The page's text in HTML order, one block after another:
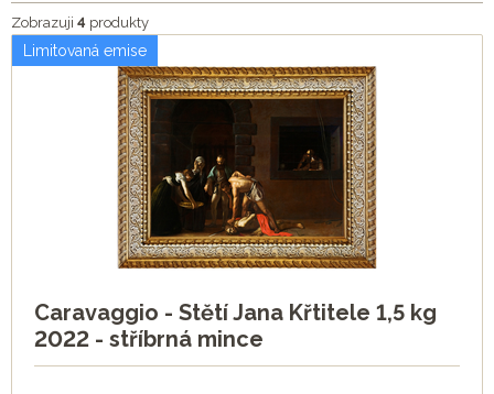
Zobrazuji 4 produkty
Limitovaná emise
Caravaggio - Stětí Jana Křtitele 1,5 kg
2022 - stříbrná mince